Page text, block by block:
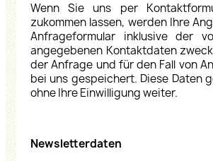
Wenn Sie uns per
zukommen lassen, werden Ihre
Anfrageformular inklusive der
angegebenen Kontaktdaten
der Anfrage und für den Fall von
bei uns gespeichert. Diese Daten
ohne Ihre Einwilligung weiter.
Newsletterdaten